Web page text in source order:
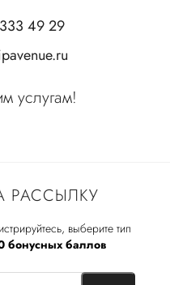
РАССЫЛКУ
выберите тип
бонусных баллов
49 29
услугам!